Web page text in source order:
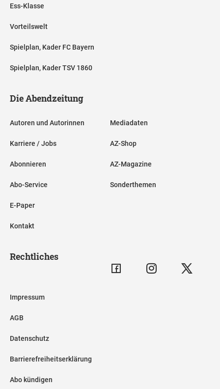
Ess-Klasse
Vorteilswelt
Spielplan, Kader FC Bayern
Spielplan, Kader TSV 1860
Die Abendzeitung
Autoren und Autorinnen
Karriere / Jobs
Abonnieren
Abo-Service
E-Paper
Kontakt
Mediadaten
AZ-Shop
AZ-Magazine
Sonderthemen
Rechtliches
Impressum
AGB
Datenschutz
Barrierefreiheitserklärung
Abo kündigen